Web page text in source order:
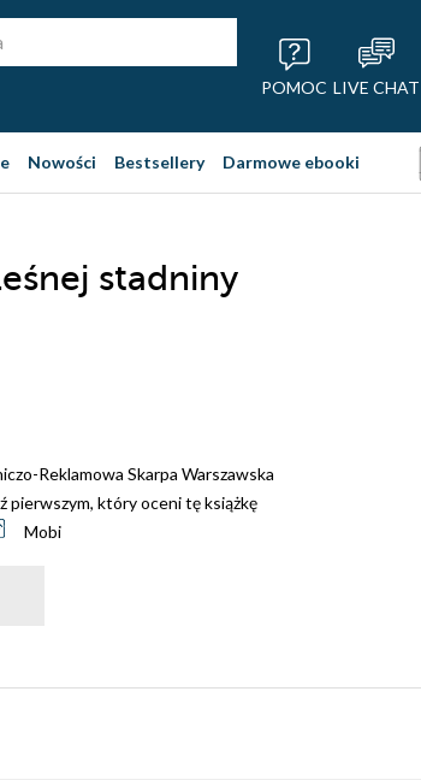
POMOC LIVE CHAT
Nowości Bestsellery Darmowe ebooki
stadniny
Reklamowa Skarpa Warszawska
pierwszym, który oceni tę książkę
Mobi